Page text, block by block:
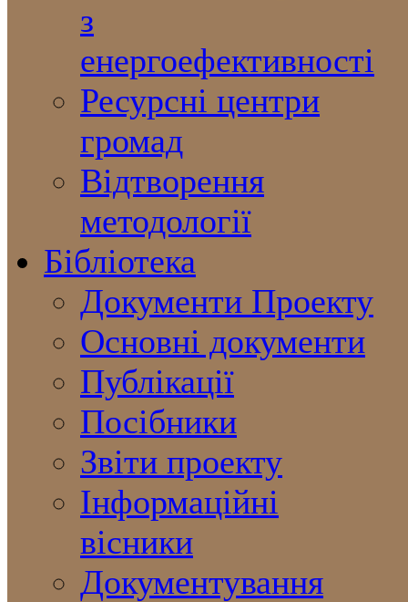
з
енергоефективності
Ресурсні центри
громад
Відтворення
методології
Бібліотека
Документи Проекту
Основні документи
Публікації
Посібники
Звіти проекту
Інформаційні
вісники
Документування